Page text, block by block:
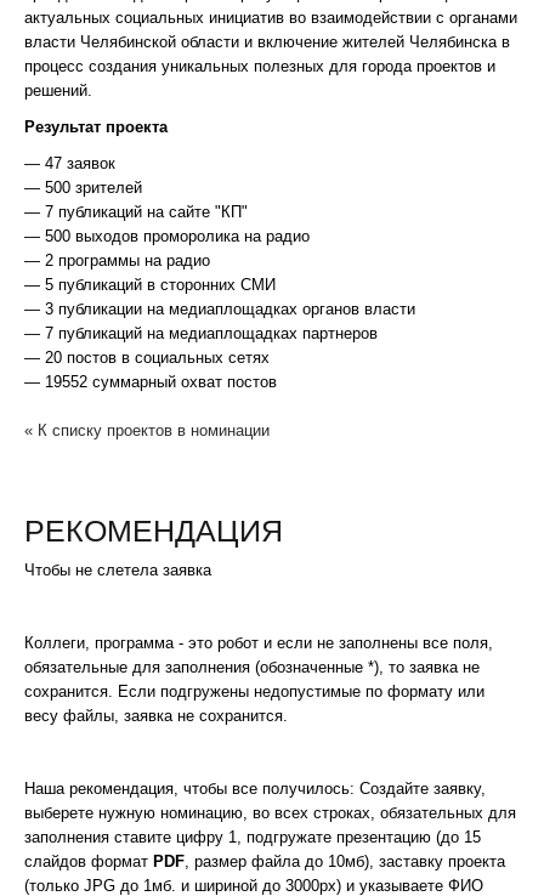
актуальных социальных инициатив во взаимодействии с органами
власти Челябинской области и включение жителей Челябинска в
процесс создания уникальных полезных для города проектов и
решений.
Результат проекта
— 47 заявок
— 500 зрителей
— 7 публикаций на сайте "КП"
— 500 выходов проморолика на радио
— 2 программы на радио
— 5 публикаций в сторонних СМИ
— 3 публикации на медиаплощадках органов власти
— 7 публикаций на медиаплощадках партнеров
— 20 постов в социальных сетях
— 19552 суммарный охват постов
« К списку проектов в номинации
РЕКОМЕНДАЦИЯ
Чтобы не слетела заявка
Коллеги, программа - это робот и если не заполнены все поля,
обязательные для заполнения (обозначенные *), то заявка не
сохранится. Если подгружены недопустимые по формату или
весу файлы, заявка не сохранится.
Наша рекомендация, чтобы все получилось: Создайте заявку,
выберете нужную номинацию, во всех строках, обязательных для
заполнения ставите цифру 1, подгружате презентацию (до 15
слайдов формат PDF , размер файла до 10мб), заставку проекта
(только JPG до 1мб. и шириной до 3000px) и указываете ФИО